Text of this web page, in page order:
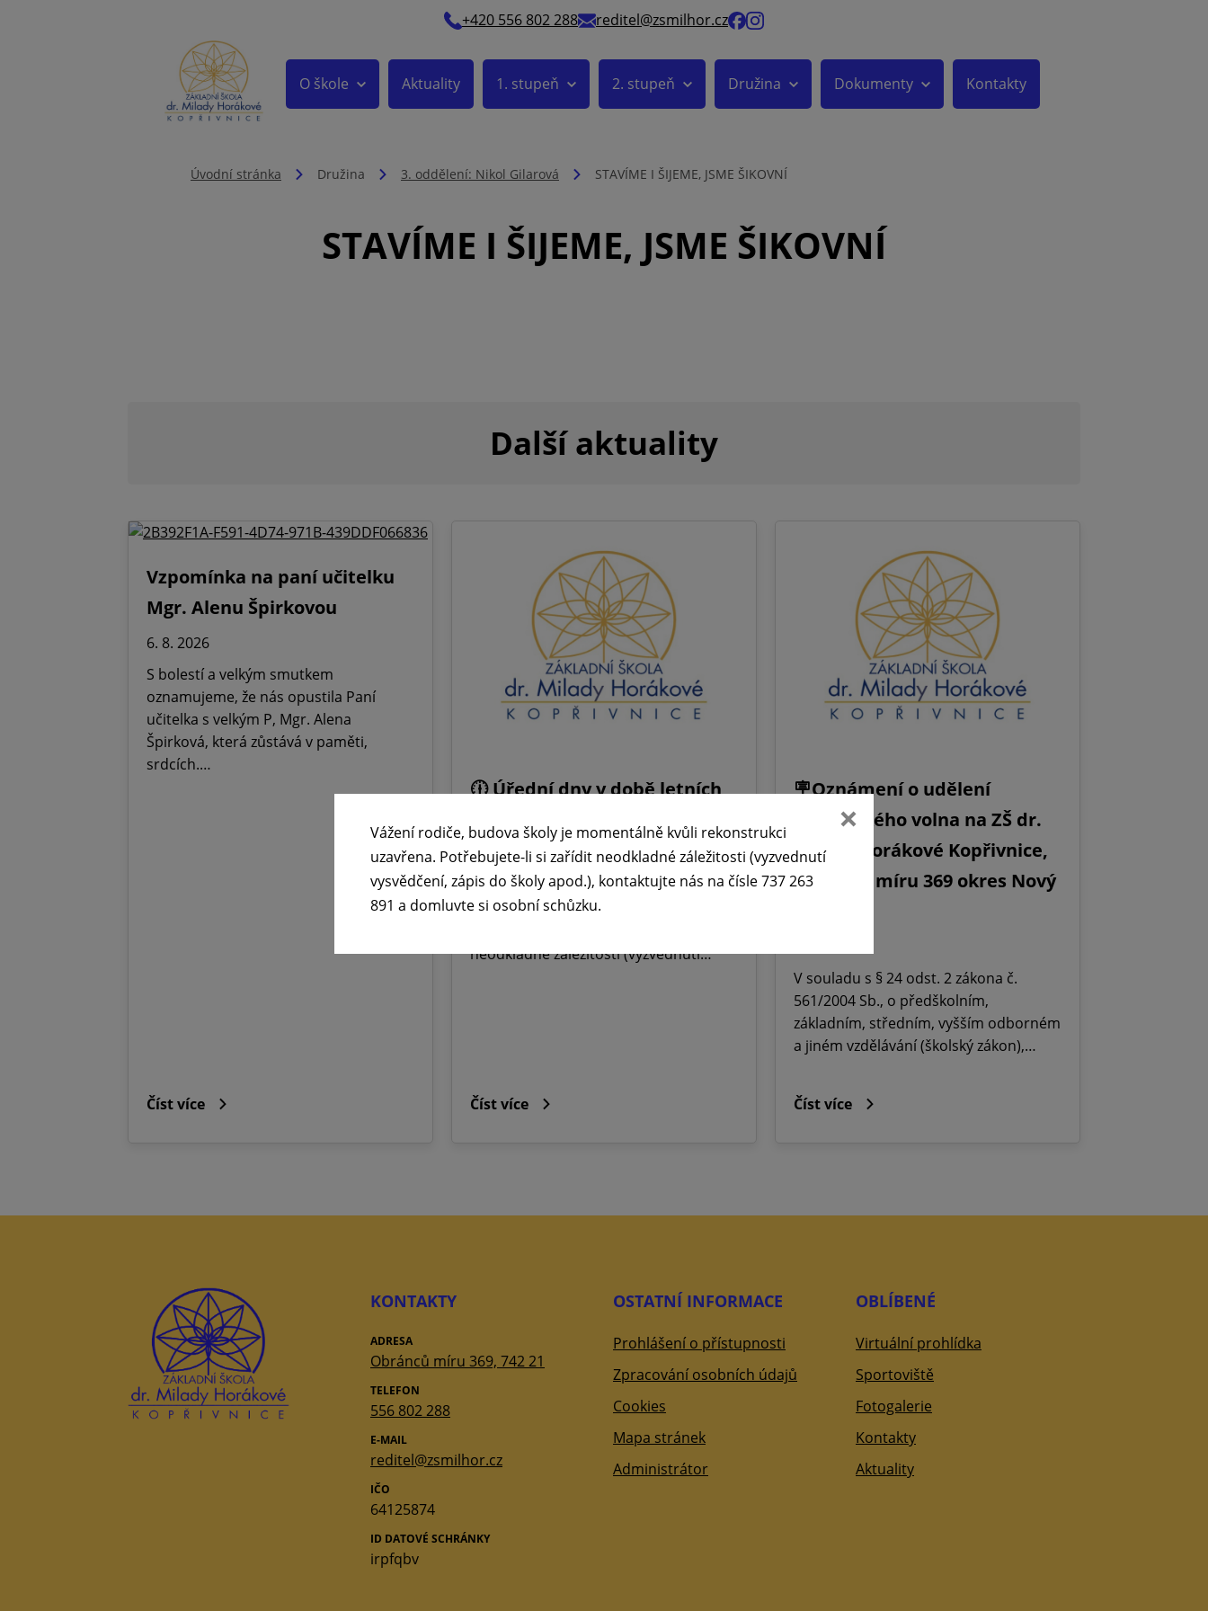
+420 556 802 288 reditel@zsmilhor.cz
O škole Aktuality 1. stupeň 2. stupeň Družina Dokumenty Kontakty
Úvodní stránka Družina 3. oddělení: Nikol Gilarová STAVÍME I ŠIJEME, JSME ŠIKOVNÍ
STAVÍME I ŠIJEME, JSME ŠIKOVNÍ
Další aktuality
Vzpomínka na paní učitelku
Mgr. Alenu Špirkovou
6. 8. 2026
S bolestí a velkým smutkem
oznamujeme, že nás opustila Paní
učitelka s velkým P, Mgr. Alena
Špirková, která zůstává v paměti,
srdcích.…
Číst více
🕧 Úřední dny v době letních
29. 6. 2026
Vážení rodiče, budova školy je
momentálně kvůli rekonstrukci
neodkladné záležitosti (vyzvednutí…
Číst více
🪧Oznámení o udělení
ředitelského volna na ZŠ dr.
Milady Horákové Kopřivnice,
Obránců míru 369 okres Nový
V souladu s § 24 odst. 2 zákona č.
561/2004 Sb., o předškolním,
základním, středním, vyšším odborném
a jiném vzdělávání (školský zákon),…
Číst více
KONTAKTY
ADRESA
Obránců míru 369, 742 21
TELEFON
556 802 288
E-MAIL
reditel@zsmilhor.cz
IČO
64125874
ID DATOVÉ SCHRÁNKY
irpfqbv
OSTATNÍ INFORMACE
Prohlášení o přístupnosti
Zpracování osobních údajů
Cookies
Mapa stránek
Administrátor
OBLÍBENÉ
Virtuální prohlídka
Sportoviště
Fotogalerie
Kontakty
Aktuality
Vážení rodiče, budova školy je momentálně kvůli rekonstrukci
uzavřena. Potřebujete-li si zařídit neodkladné záležitosti (vyzvednutí
vysvědčení, zápis do školy apod.), kontaktujte nás na čísle 737 263
891 a domluvte si osobní schůzku.